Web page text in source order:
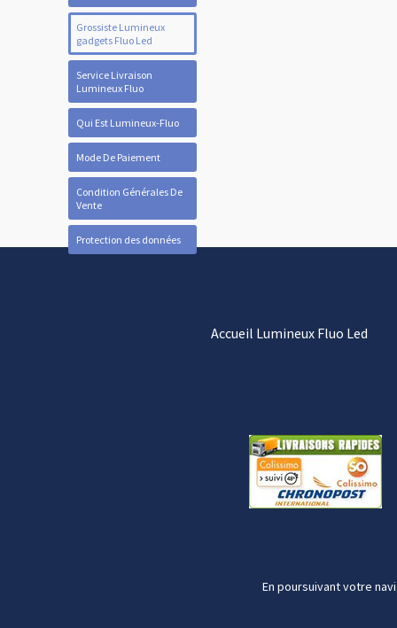
Grossiste Lumineux
gadgets Fluo Led
Service Livraison
Lumineux Fluo
Qui Est Lumineux-Fluo
Mode De Paiement
Condition Générales De
Vente
Protection des données
Accueil Lumineux Fluo Led
En poursuivant votre